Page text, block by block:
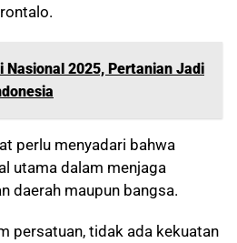
Nasional 2025, Pertanian Jadi
perlu menyadari bahwa
utama dalam menjaga
daerah maupun bangsa.
persatuan, tidak ada kekuatan